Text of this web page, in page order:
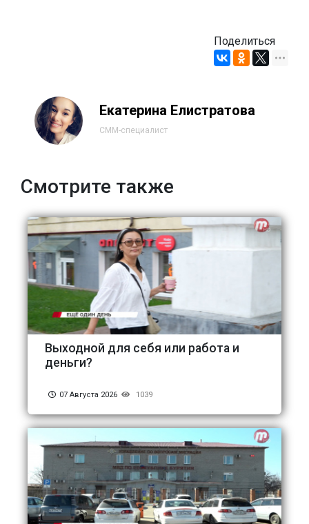
Поделиться
Екатерина Елистратова
СММ-специалист
Смотрите также
Выходной для себя или работа и
деньги?
07 Августа 2026 1039